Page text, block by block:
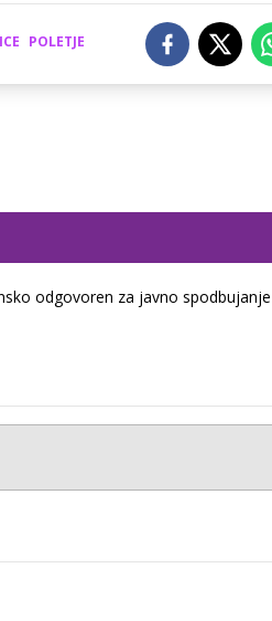
POLETJE
odgovoren za javno